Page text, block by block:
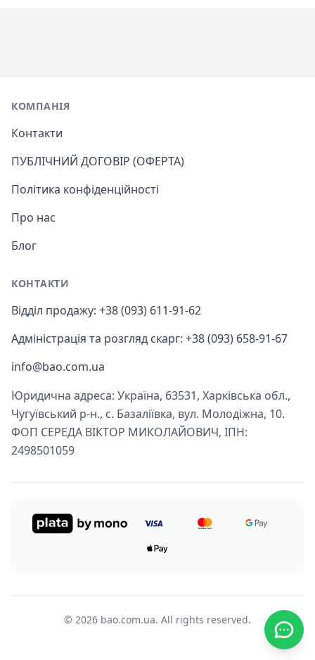
Footer
КОМПАНІЯ
Контакти
ПУБЛІЧНИЙ ДОГОВІР (ОФЕРТА)
Політика конфіденційності
Про нас
Блог
КОНТАКТИ
Відділ продажу: +38 (093) 611-91-62
Адміністрація та розгляд скарг: +38 (093) 658-91-67
info@bao.com.ua
Юридична адреса: Україна, 63531, Харківська обл.,
Чугуївський р-н., с. Базаліївка, вул. Молодіжна, 10.
ФОП СЕРЕДА ВІКТОР МИКОЛАЙОВИЧ, ІПН:
2498501059
© 2026 bao.com.ua. All rights reserved.